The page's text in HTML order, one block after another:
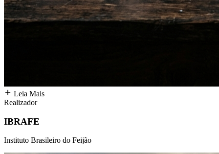
Leia Mais
Realizador
IBRAFE
Instituto Brasileiro do Feijão